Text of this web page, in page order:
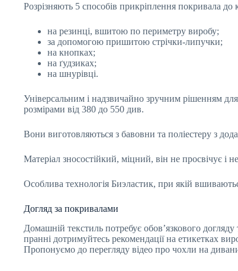
Розрізняють 5 способів прикріплення покривала
на резинці, вшитою по периметру виробу;
за допомогою пришитою стрічки-липучки;
на кнопках;
на ґудзиках;
на шнурівці.
Універсальним і надзвичайно зручним рішенням
розмірами від 380 до 550 див.
Вони виготовляються з бавовни та поліестеру з
Матеріал зносостійкий, міцний, він не просвічує і
Особлива технологія Биэластик, при якій
Догляд за покривалами
Домашній текстиль потребує обов’язкового
пранні дотримуйтесь рекомендації на етикетках
Пропонуємо до перегляду відео про чохли на